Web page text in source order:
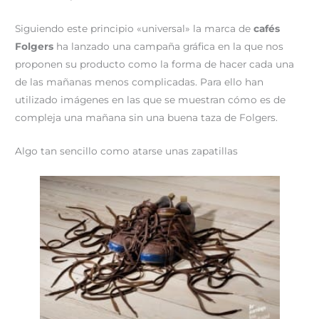
Siguiendo este principio «universal» la marca decafés
Folgers ha lanzado una campaña gráfica en la que nos
proponen su producto como la forma de hacer cada una
de las mañanas menos complicadas. Para ello han
utilizado imágenes en las que se muestran cómo es de
compleja una mañana sin una buena taza de Folgers.
Algo tan sencillo como atarse unas zapatillas